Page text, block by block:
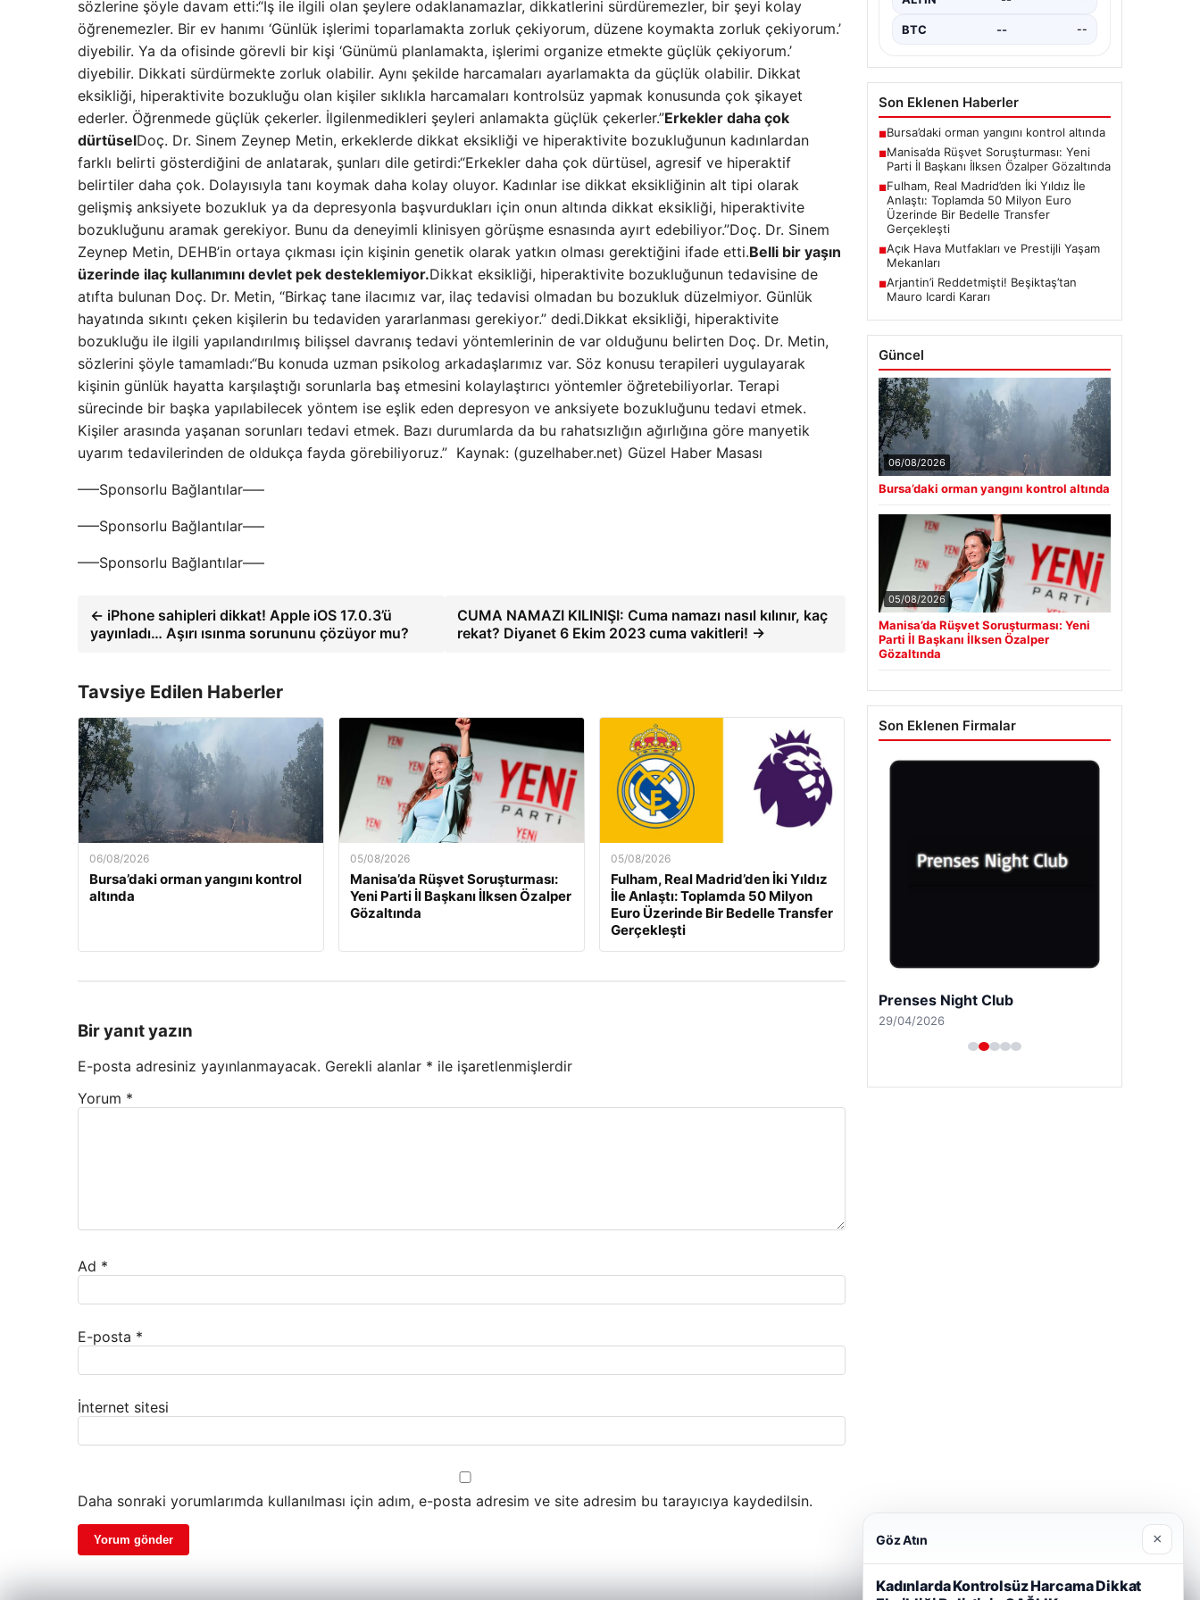
sözlerine şöyle davam etti:“İş ile ilgili olan şeylere odaklanamazlar, dikkatlerini sürdüremezler, bir şeyi kolay
öğrenemezler. Bir ev hanımı ‘Günlük işlerimi toparlamakta zorluk çekiyorum, düzene koymakta zorluk çekiyorum.’
diyebilir. Ya da ofisinde görevli bir kişi ‘Günümü planlamakta, işlerimi organize etmekte güçlük çekiyorum.’
diyebilir. Dikkati sürdürmekte zorluk olabilir. Aynı şekilde harcamaları ayarlamakta da güçlük olabilir. Dikkat
eksikliği, hiperaktivite bozukluğu olan kişiler sıklıkla harcamaları kontrolsüz yapmak konusunda çok şikayet
ederler. Öğrenmede güçlük çekerler. İlgilenmedikleri şeyleri anlamakta güçlük çekerler.”Erkekler daha çok
dürtüselDoç. Dr. Sinem Zeynep Metin, erkeklerde dikkat eksikliği ve hiperaktivite bozukluğunun kadınlardan
farklı belirti gösterdiğini de anlatarak, şunları dile getirdi:“Erkekler daha çok dürtüsel, agresif ve hiperaktif
belirtiler daha çok. Dolayısıyla tanı koymak daha kolay oluyor. Kadınlar ise dikkat eksikliğinin alt tipi olarak
gelişmiş anksiyete bozukluk ya da depresyonla başvurdukları için onun altında dikkat eksikliği, hiperaktivite
bozukluğunu aramak gerekiyor. Bunu da deneyimli klinisyen görüşme esnasında ayırt edebiliyor.”Doç. Dr. Sinem
Zeynep Metin, DEHB’in ortaya çıkması için kişinin genetik olarak yatkın olması gerektiğini ifade etti.Belli bir yaşın
üzerinde ilaç kullanımını devlet pek desteklemiyor.Dikkat eksikliği, hiperaktivite bozukluğunun tedavisine de
atıfta bulunan Doç. Dr. Metin, “Birkaç tane ilacımız var, ilaç tedavisi olmadan bu bozukluk düzelmiyor. Günlük
hayatında sıkıntı çeken kişilerin bu tedaviden yararlanması gerekiyor.” dedi.Dikkat eksikliği, hiperaktivite
bozukluğu ile ilgili yapılandırılmış bilişsel davranış tedavi yöntemlerinin de var olduğunu belirten Doç. Dr. Metin,
sözlerini şöyle tamamladı:“Bu konuda uzman psikolog arkadaşlarımız var. Söz konusu terapileri uygulayarak
kişinin günlük hayatta karşılaştığı sorunlarla baş etmesini kolaylaştırıcı yöntemler öğretebiliyorlar. Terapi
sürecinde bir başka yapılabilecek yöntem ise eşlik eden depresyon ve anksiyete bozukluğunu tedavi etmek.
Kişiler arasında yaşanan sorunları tedavi etmek. Bazı durumlarda da bu rahatsızlığın ağırlığına göre manyetik
uyarım tedavilerinden de oldukça fayda görebiliyoruz.” Kaynak: (guzelhaber.net) Güzel Haber Masası
—–Sponsorlu Bağlantılar—–
—–Sponsorlu Bağlantılar—–
—–Sponsorlu Bağlantılar—–
← iPhone sahipleri dikkat! Apple iOS 17.0.3’ü
yayınladı… Aşırı ısınma sorununu çözüyor mu?
CUMA NAMAZI KILINIŞI: Cuma namazı nasıl kılınır, kaç
rekat? Diyanet 6 Ekim 2023 cuma vakitleri! →
Tavsiye Edilen Haberler
06/08/2026
Bursa’daki orman yangını kontrol
altında
05/08/2026
Manisa’da Rüşvet Soruşturması:
Yeni Parti İl Başkanı İlksen Özalper
Gözaltında
05/08/2026
Fulham, Real Madrid’den İki Yıldız
İle Anlaştı: Toplamda 50 Milyon
Euro Üzerinde Bir Bedelle Transfer
Gerçekleşti
Bir yanıt yazın
E-posta adresiniz yayınlanmayacak. Gerekli alanlar * ile işaretlenmişlerdir
Yorum *
Ad *
E-posta *
İnternet sitesi
Daha sonraki yorumlarımda kullanılması için adım, e-posta adresim ve site adresim bu tarayıcıya kaydedilsin.
de gözaltına…
BTC -- --
Son Eklenen Haberler
■Bursa’daki orman yangını kontrol altında
■Manisa’da Rüşvet Soruşturması: Yeni
Parti İl Başkanı İlksen Özalper Gözaltında
■Fulham, Real Madrid’den İki Yıldız İle
Anlaştı: Toplamda 50 Milyon Euro
Üzerinde Bir Bedelle Transfer
Gerçekleşti
■Açık Hava Mutfakları ve Prestijli Yaşam
Mekanları
■Arjantin’i Reddetmişti! Beşiktaş’tan
Mauro Icardi Kararı
Güncel
06/08/2026
Bursa’daki orman yangını kontrol altında
05/08/2026
Manisa’da Rüşvet Soruşturması: Yeni
Parti İl Başkanı İlksen Özalper
Gözaltında
Son Eklenen Firmalar
Prenses Night Club
29/04/2026
Göz Atın ×
Kadınlarda Kontrolsüz Harcama Dikkat